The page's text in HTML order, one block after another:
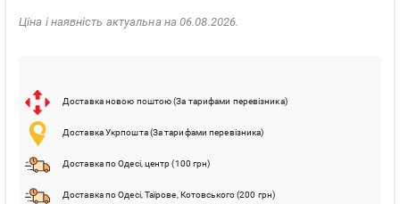
Ціна і наявність актуальна на 06.08.2026.
Доставка новою поштою (За тарифами перевізника)
Доставка Укрпошта (За тарифами перевізника)
Доставка по Одесі, центр (100 грн)
Доставка по Одесі, Таїрове, Котовського (200 грн)